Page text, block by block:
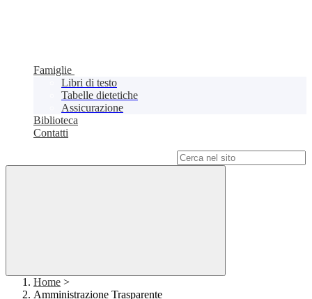
Famiglie
Libri di testo
Tabelle dietetiche
Assicurazione
Biblioteca
Contatti
Home >
Amministrazione Trasparente